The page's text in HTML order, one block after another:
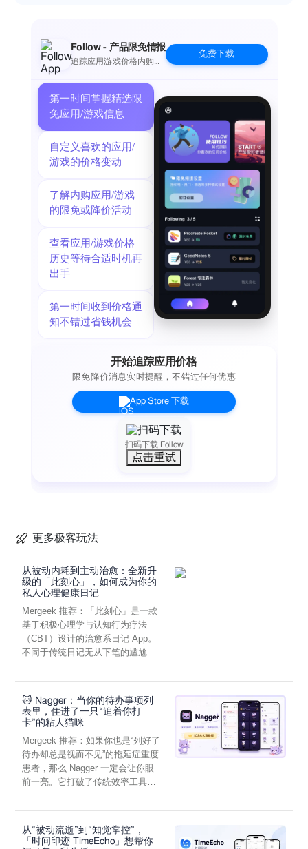
探索和保护生物多样性
与其他自然爱好者联系并学习
iNaturalist的非营利使命是让人们与大自然建立联系，并推动
科学和保护。iNaturalist的免费使用得益于我们捐赠者社区的
慷慨支持。在https://www.inaturalist.org上探索和学习更多。
Follow - 产品限免情报
追踪应用游戏价格内购波
免费下载
第一时间掌握精选限
免应用/游戏信息
自定义喜欢的应用/
游戏的价格变动
了解内购应用/游戏
的限免或降价活动
查看应用/游戏价格
历史等待合适时机再
出手
第一时间收到价格通
知不错过省钱机会
扫码下载 Follow
点击重试
开始追踪应用价格
限免降价消息实时提醒，不错过任何优惠
App Store 下载
更多极客玩法
从被动内耗到主动治愈：全新升
级的「此刻心」，如何成为你的
私人心理健康日记
Mergeek 推荐：「此刻心」是一款
基于积极心理学与认知行为疗法
（CBT）设计的治愈系日记 App。
不同于传统日记无从下笔的尴尬，
🐱 Nagger：当你的待办事项列
表里，住进了一只“追着你打
卡”的粘人猫咪
Mergeek 推荐：如果你也是“列好了
待办却总是视而不见”的拖延症重度
患者，那么 Nagger 一定会让你眼
前一亮。它打破了传统效率工具冰
从“被动流逝”到“知觉掌控”，
「时间印迹 TimeEcho」想帮你